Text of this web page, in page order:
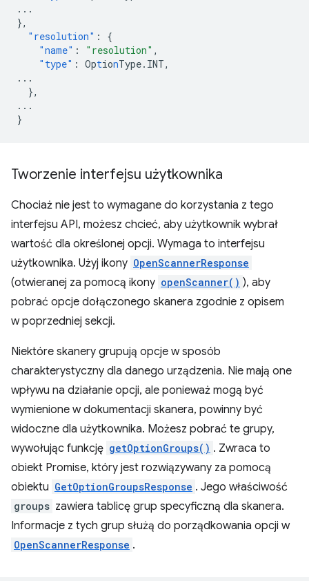
...
},
"resolution" :
{
"name" : "resolution" ,
"type" : OptionType.INT,
...
},
...
}
Tworzenie interfejsu użytkownika
Chociaż nie jest to wymagane do korzystania z tego
interfejsu API, możesz chcieć, aby użytkownik wybrał
wartość dla określonej opcji. Wymaga to interfejsu
użytkownika. Użyj ikony OpenScannerResponse
(otwieranej za pomocą ikony openScanner() ), aby
pobrać opcje dołączonego skanera zgodnie z opisem
w poprzedniej sekcji.
Niektóre skanery grupują opcje w sposób
charakterystyczny dla danego urządzenia. Nie mają one
wpływu na działanie opcji, ale ponieważ mogą być
wymienione w dokumentacji skanera, powinny być
widoczne dla użytkownika. Możesz pobrać te grupy,
wywołując funkcję getOptionGroups() . Zwraca to
obiekt Promise, który jest rozwiązywany za pomocą
obiektu GetOptionGroupsResponse . Jego właściwość
groups zawiera tablicę grup specyficzną dla skanera.
Informacje z tych grup służą do porządkowania opcji w
OpenScannerResponse .